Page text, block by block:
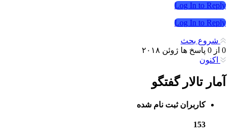
Log In to Reply
Log In to Reply
شروع بحث
0 از 0 پاسخ ها ژوئن ۲۰۱۸
اکنون
آمار تالار گفتگو
کاربران ثبت نام شده
153